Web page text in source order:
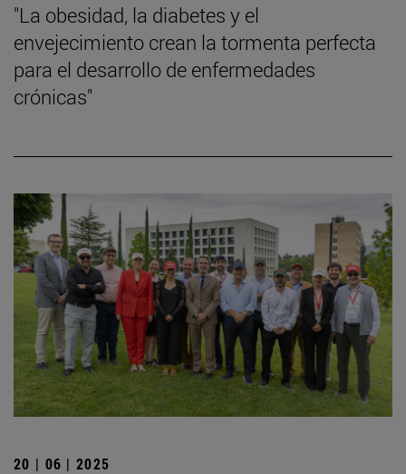
"La obesidad, la diabetes y el
envejecimiento crean la tormenta perfecta
para el desarrollo de enfermedades
crónicas"
20 | 06 | 2025